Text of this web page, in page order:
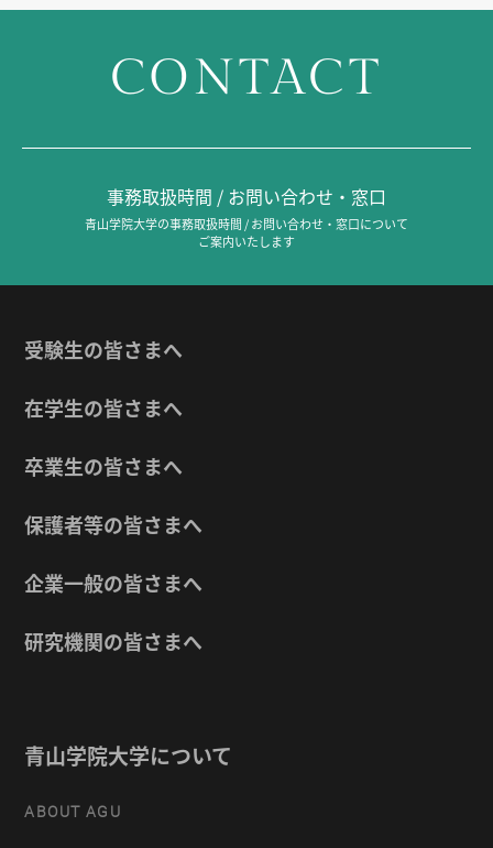
CONTACT
事務取扱時間 / お問い合わせ・窓口
青山学院大学の事務取扱時間 / お問い合わせ・窓口について
ご案内いたします
受験生の皆さまへ
在学生の皆さまへ
卒業生の皆さまへ
保護者等の皆さまへ
企業一般の皆さまへ
研究機関の皆さまへ
青山学院大学について
ABOUT AGU